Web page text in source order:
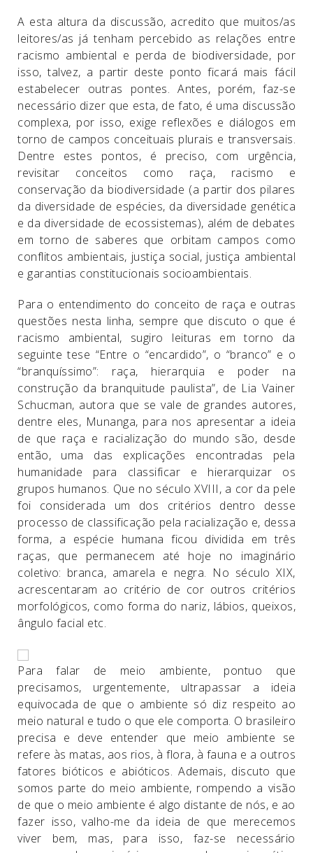
A esta altura da discussão, acredito que muitos/as
leitores/as já tenham percebido as relações entre
racismo ambiental e perda de biodiversidade, por
isso, talvez, a partir deste ponto ficará mais fácil
estabelecer outras pontes. Antes, porém, faz-se
necessário dizer que esta, de fato, é uma discussão
complexa, por isso, exige reflexões e diálogos em
torno de campos conceituais plurais e transversais.
Dentre estes pontos, é preciso, com urgência,
revisitar conceitos como raça, racismo e
conservação da biodiversidade (a partir dos pilares
da diversidade de espécies, da diversidade genética
e da diversidade de ecossistemas), além de debates
em torno de saberes que orbitam campos como
conflitos ambientais, justiça social, justiça ambiental
e garantias constitucionais socioambientais.
Para o entendimento do conceito de raça e outras
questões nesta linha, sempre que discuto o que é
racismo ambiental, sugiro leituras em torno da
seguinte tese “Entre o “encardido”, o “branco” e o
“branquíssimo”: raça, hierarquia e poder na
construção da branquitude paulista”, de Lia Vainer
Schucman, autora que se vale de grandes autores,
dentre eles, Munanga, para nos apresentar a ideia
de que raça e racialização do mundo são, desde
então, uma das explicações encontradas pela
humanidade para classificar e hierarquizar os
grupos humanos. Que no século XVIII, a cor da pele
foi considerada um dos critérios dentro desse
processo de classificação pela racialização e, dessa
forma, a espécie humana ficou dividida em três
raças, que permanecem até hoje no imaginário
coletivo: branca, amarela e negra. No século XIX,
acrescentaram ao critério de cor outros critérios
morfológicos, como forma do nariz, lábios, queixos,
ângulo facial etc.
Para falar de meio ambiente, pontuo que
precisamos, urgentemente, ultrapassar a ideia
equivocada de que o ambiente só diz respeito ao
meio natural e tudo o que ele comporta. O brasileiro
precisa e deve entender que meio ambiente se
refere às matas, aos rios, à flora, à fauna e a outros
fatores bióticos e abióticos. Ademais, discuto que
somos parte do meio ambiente, rompendo a visão
de que o meio ambiente é algo distante de nós, e ao
fazer isso, valho-me da ideia de que merecemos
viver bem, mas, para isso, faz-se necessário